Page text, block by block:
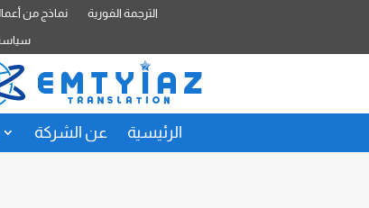
الترجمة الفورية نماذج من
الرئيسية عن الشركة